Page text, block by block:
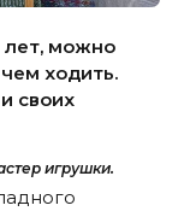
лет, можно
ходить.
своих
игрушки.